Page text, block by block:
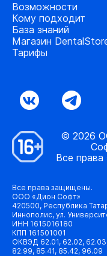
Возможности
Кому подходит
База знаний
Магазин
Тарифы
© 2026
Все
Все права защищены.
ООО «Дион Софт»
420500, Республика
Иннополис, ул.
ИНН 1615016180
КПП 161501001
ОКВЭД 62.01, 62.02, 62.03,
82.99, 85.41, 85.42, 96.09